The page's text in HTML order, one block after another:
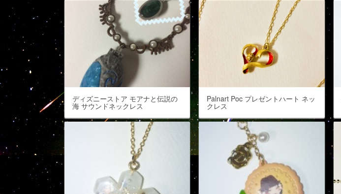
ディズニーストア モアナと伝説の
海 サウンドネックレス
Palnart Poc プレゼントハート ネッ
クレス